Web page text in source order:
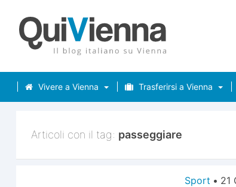
Vivere a Vienna Trasferirsi a Vienna
Articoli con il tag: passeggiare
Sport • 21